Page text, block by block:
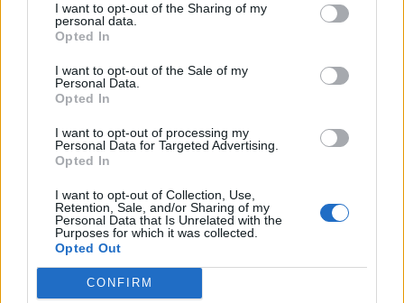
I want to opt-out of the Sharing of my
personal data.
Opted In
I want to opt-out of the Sale of my
Personal Data.
Opted In
I want to opt-out of processing my
Personal Data for Targeted Advertising.
Opted In
I want to opt-out of Collection, Use,
Retention, Sale, and/or Sharing of my
Personal Data that Is Unrelated with the
Purposes for which it was collected.
Opted Out
CONFIRM
várják a vállalkozókat az országba, aki
kellőképpen.
Volt olyan pillanat a
amikor Romániában és
Magyarországon összesen
960 alkalmazottunk volt.